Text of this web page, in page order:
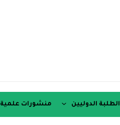
الطلبة الدوليين منشورات علمية